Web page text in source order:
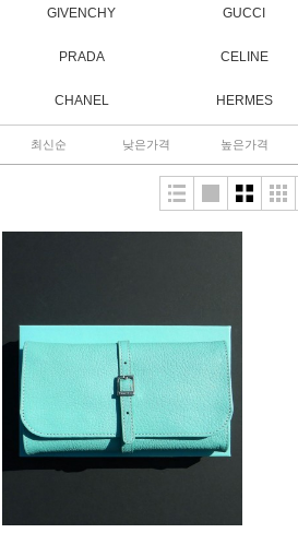
GIVENCHY GUCCI
PRADA CELINE
CHANEL HERMES
최신순 낮은가격 높은가격